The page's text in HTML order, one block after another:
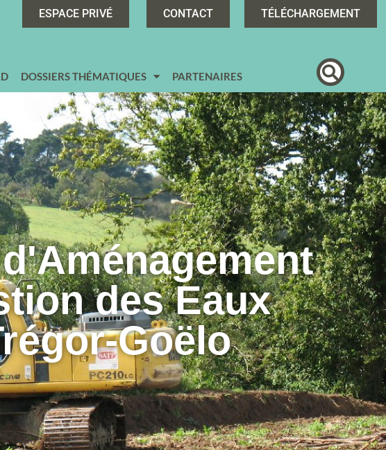
ESPACE PRIVÉ CONTACT TÉLÉCHARGEMENT
DOSSIERS THÉMATIQUES PARTENAIRES
des Eaux
Goëlo